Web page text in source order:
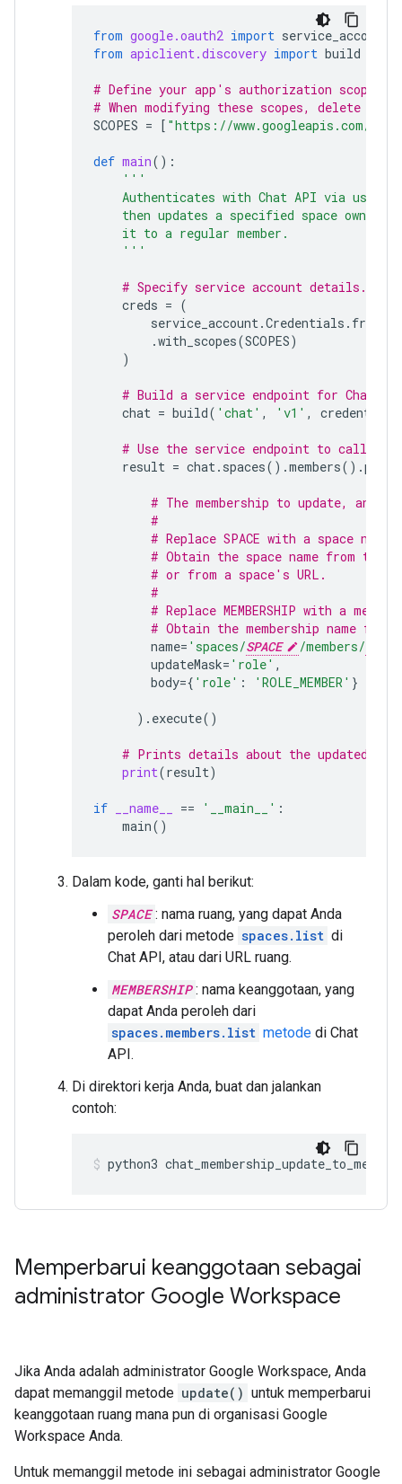
from google.oauth2 import service_account
from apiclient.discovery import build
# Define your app's authorization scopes.
# When modifying these scopes, delete
SCOPES = [ "https://www.googleapis.com/
def main():
'''
Authenticates with Chat API via user
then updates a specified space owner
    it to a regular member.
    '''
# Specify service account details.
creds = (
service_account.Credentials .
.with_scopes(SCOPES)
)
# Build a service endpoint for Chat
chat = build( 'chat' , 'v1' , credentials
# Use the service endpoint to call
result = chat. spaces() .members() .patch
# The membership to update, and
#
# Replace SPACE with a space name.
# Obtain the space name from the
# or from a space's URL.
#
# Replace MEMBERSHIP with a
# Obtain the membership name
name= 'spaces/SPACE /members/
updateMask= 'role' ,
body={ 'role' : 'ROLE_MEMBER' }
) . execute()
# Prints details about the updated
print(result)
if __name__ == '__main__' :
main()
Dalam kode, ganti hal berikut:
SPACE : nama ruang, yang dapat Anda
peroleh dari metode spaces.list di
Chat API, atau dari URL ruang.
MEMBERSHIP : nama keanggotaan, yang
dapat Anda peroleh dari
spaces.members.list metode di Chat
API.
Di direktori kerja Anda, buat dan jalankan
contoh:
python3
Memperbarui keanggotaan sebagai
administrator Google Workspace
Jika Anda adalah administrator Google Workspace, Anda
dapat memanggil metode update() untuk memperbarui
keanggotaan ruang mana pun di organisasi Google
Workspace Anda.
Untuk memanggil metode ini sebagai administrator Google